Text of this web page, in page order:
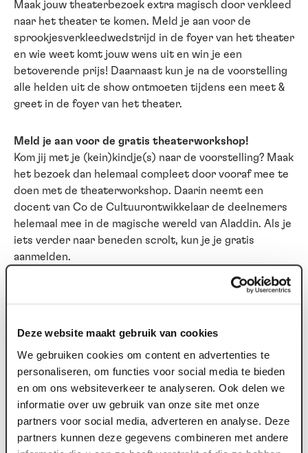
Deze website maakt gebruik van cookies
We gebruiken cookies om content en advertenties te
personaliseren, om functies voor social media te bieden
en om ons websiteverkeer te analyseren. Ook delen we
informatie over uw gebruik van onze site met onze
partners voor social media, adverteren en analyse. Deze
partners kunnen deze gegevens combineren met andere
Maak jouw theaterbezoek extra magisch door verkleed
naar het theater te komen. Meld je aan voor de
sprookjesverkleedwedstrijd in de foyer van het theater
en wie weet komt jouw wens uit en win je een
betoverende prijs! Daarnaast kun je na de voorstelling
alle helden uit de show ontmoeten tijdens een meet &
greet in de foyer van het theater.
Meld je aan voor de gratis theaterworkshop!
Kom jij met je (kein)kindje(s) naar de voorstelling? Maak
het bezoek dan helemaal compleet door vooraf mee te
doen met de theaterworkshop. Daarin neemt een
docent van Co de Cultuurontwikkelaar de deelnemers
helemaal mee in de magische wereld van Aladdin. Als je
iets verder naar beneden scrolt, kun je je gratis
aanmelden.
andere kortingen (zoals vroegboekkorting of gouden